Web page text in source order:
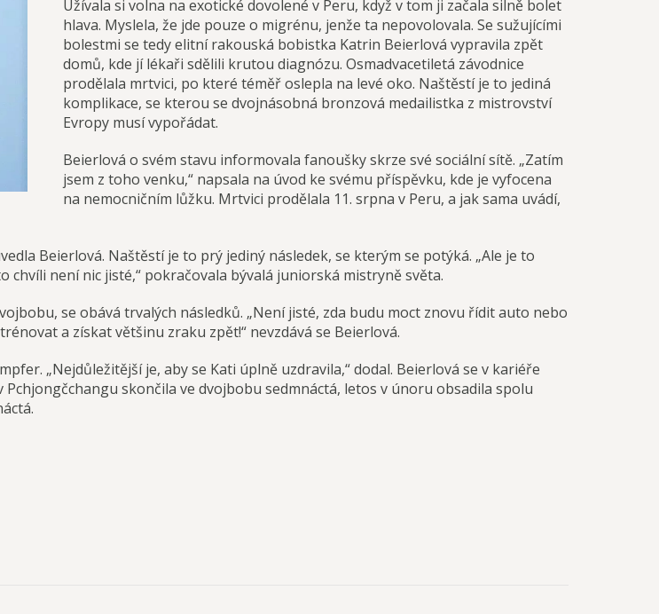
Užívala si volna na exotické dovolené v Peru, když v tom ji začala silně bolet
hlava. Myslela, že jde pouze o migrénu, jenže ta nepovolovala. Se sužujícími
bolestmi se tedy elitní rakouská bobistka Katrin Beierlová vypravila zpět
domů, kde jí lékaři sdělili krutou diagnózu. Osmadvacetiletá závodnice
prodělala mrtvici, po které téměř oslepla na levé oko. Naštěstí je to jediná
komplikace, se kterou se dvojnásobná bronzová medailistka z mistrovství
Evropy musí vypořádat.
Beierlová o svém stavu informovala fanoušky skrze své sociální sítě. „Zatím
jsem z toho venku,“ napsala na úvod ke svému příspěvku, kde je vyfocena
na nemocničním lůžku. Mrtvici prodělala 11. srpna v Peru, a jak sama uvádí,
Beierlová. Naštěstí je to prý jediný následek, se kterým se potýká. „Ale je to
není nic jisté,“ pokračovala bývalá juniorská mistryně světa.
se obává trvalých následků. „Není jisté, zda budu moct znovu řídit auto nebo
a získat většinu zraku zpět!“ nevzdává se Beierlová.
„Nejdůležitější je, aby se Kati úplně uzdravila,“ dodal. Beierlová se v kariéře
skončila ve dvojbobu sedmnáctá, letos v únoru obsadila spolu